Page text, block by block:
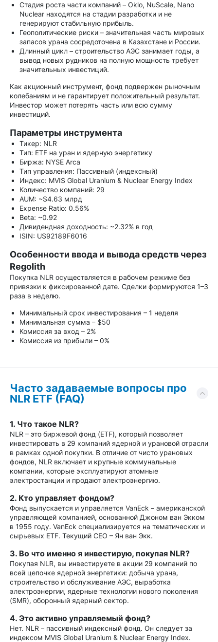
Стадия роста части компаний – Oklo, NuScale, Nano
Nuclear находятся на стадии разработки и не
генерируют стабильную прибыль.
Геополитические риски – значительная часть мировых
запасов урана сосредоточена в Казахстане и России.
Длинный цикл – строительство АЭС занимает годы, а
вывод новых рудников на полную мощность требует
значительных инвестиций.
Как акционный инструмент, фонд подвержен рыночным
колебаниям и не гарантирует положительный результат.
Инвестор может потерять часть или всю сумму
инвестиций.
Параметры инструмента
Тикер: NLR
Тип: ETF на уран и ядерную энергетику
Биржа: NYSE Arca
Тип управления: Пассивный (индексный)
Индекс: MVIS Global Uranium & Nuclear Energy Index
Количество компаний: 29
AUM: ~$4.63 млрд
Expense Ratio: 0.56%
Beta: ~0.92
Дивидендная доходность: ~2.32% в год
ISIN: US92189F6016
Особенности ввода и вывода средств через
Regolith
Покупка NLR осуществляется в рабочем режиме без
привязки к фиксированной дате. Сделки формируются 1–3
раза в неделю.
Минимальный срок инвестирования – 1 неделя
Минимальная сумма – $50
Комиссия за вход – 2%
Комиссия из прибыли – 0%
Часто задаваемые вопросы про
NLR ETF (FAQ)
1. Что такое NLR?
NLR – это биржевой фонд (ETF), который позволяет
инвестировать в 29 компаний ядерной и урановой отрасли
в рамках одной покупки. В отличие от чисто урановых
фондов, NLR включает и крупные коммунальные
компании, которые эксплуатируют атомные
электростанции и продают электроэнергию.
2. Кто управляет фондом?
Фонд выпускается и управляется VanEck – американской
управляющей компанией, основанной Джоном ван Экком
в 1955 году. VanEck специализируется на тематических и
сырьевых ETF. Текущий CEO – Ян ван Экк.
3. Во что именно я инвестирую, покупая NLR?
Покупая NLR, вы инвестируете в акции 29 компаний по
всей цепочке ядерной энергетики: добыча урана,
строительство и обслуживание АЭС, выработка
электроэнергии, ядерные технологии нового поколения
(SMR), оборонный ядерный сектор.
4. Это активно управляемый фонд?
Нет. NLR – пассивный индексный фонд. Он следует за
индексом MVIS Global Uranium & Nuclear Energy Index.